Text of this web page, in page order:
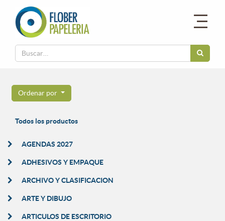
Ordenar por
Todos los productos
AGENDAS 2027
ADHESIVOS Y EMPAQUE
ARCHIVO Y CLASIFICACION
ARTE Y DIBUJO
ARTICULOS DE ESCRITORIO